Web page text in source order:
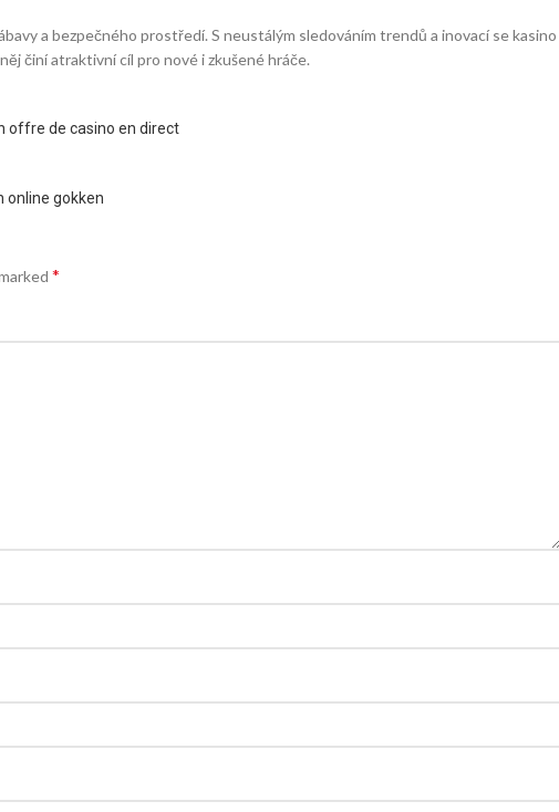
a bezpečného prostředí. S neustálým sledováním trendů a inovací se kasino
činí atraktivní cíl pro nové i zkušené hráče.
offre de casino en direct
online gokken
*